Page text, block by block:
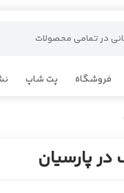
فروشگاه پت شاپ
در پارسیان